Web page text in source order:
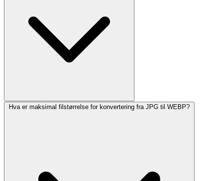
Hva er maksimal filstørrelse for konvertering fra JPG til WEBP?